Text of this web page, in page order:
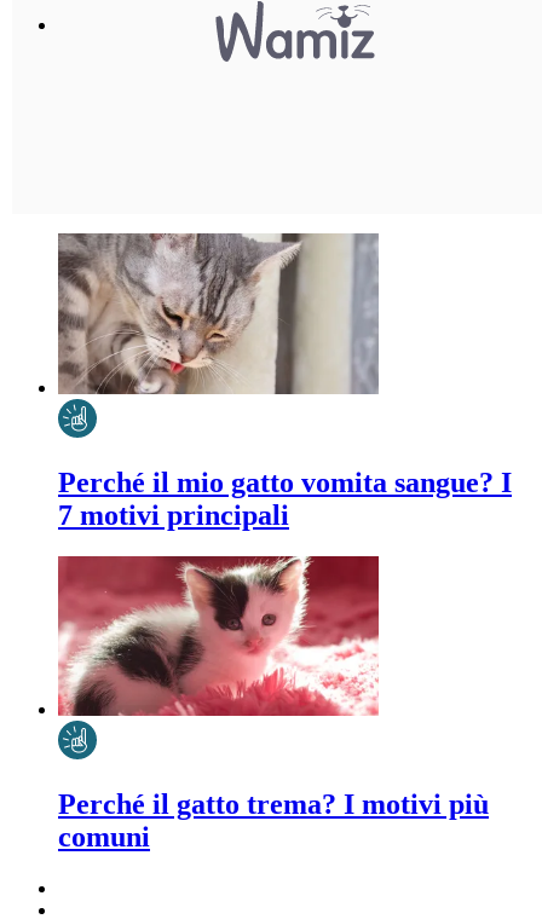
Perché il mio gatto vomita sangue? I
7 motivi principali
Perché il gatto trema? I motivi più
comuni